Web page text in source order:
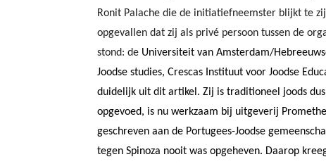
Ronit Palache die de initiatiefneemster blijkt te
opgevallen dat zij als privé persoon tussen de
stond: de Universiteit van Amsterdam/
Joodse studies, Crescas Instituut voor Joodse
duidelijk uit dit artikel. Zij is traditioneel joods
opgevoed, is nu werkzaam bij uitgeverij
geschreven aan de Portugees-Joodse
tegen Spinoza nooit was opgeheven. Daarop